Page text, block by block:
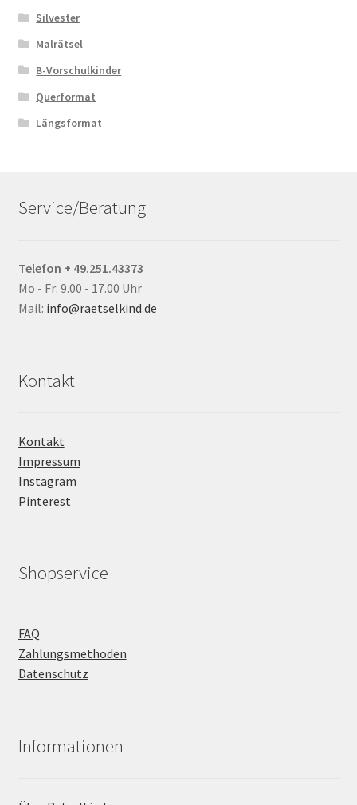
Silvester
Malrätsel
B-Vorschulkinder
Querformat
Längsformat
Service/Beratung
Telefon + 49.251.43373
Mo - Fr: 9.00 - 17.00 Uhr
Mail: info@raetselkind.de
Kontakt
Kontakt
Impressum
Instagram
Pinterest
Shopservice
FAQ
Zahlungsmethoden
Datenschutz
Informationen